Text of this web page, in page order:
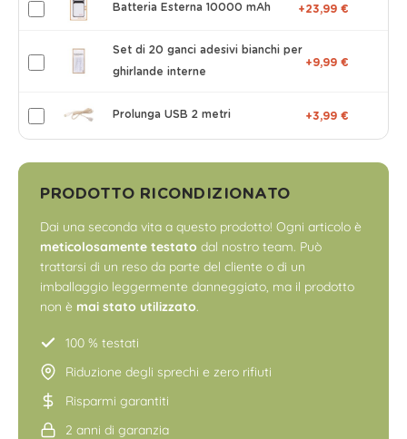
Batteria Esterna 10000 mAh +23,99 €
Set di 20 ganci adesivi bianchi per
ghirlande interne
+9,99 €
Prolunga USB 2 metri +3,99 €
PRODOTTO RICONDIZIONATO
Dai una seconda vita a questo prodotto! Ogni articolo è
meticolosamente testato dal nostro team. Può
trattarsi di un reso da parte del cliente o di un
imballaggio leggermente danneggiato, ma il prodotto
non è mai stato utilizzato.
100 % testati
Riduzione degli sprechi e zero rifiuti
Risparmi garantiti
2 anni di garanzia